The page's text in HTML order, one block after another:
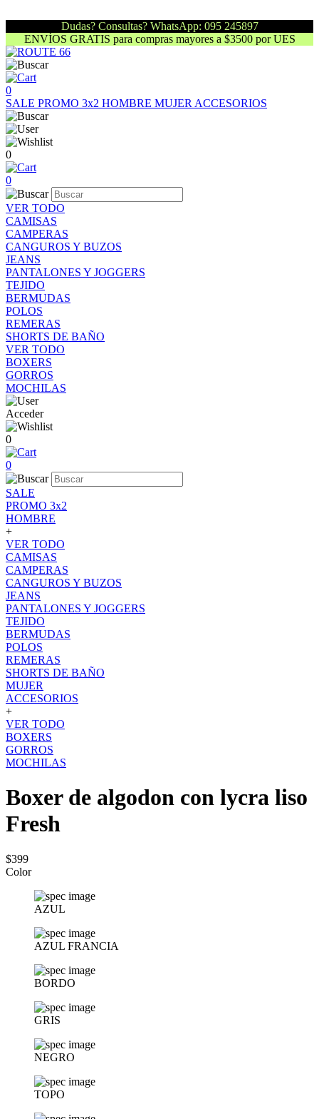
Dudas? Consultas? WhatsApp: 095 245897
ENVÍOS GRATIS para compras mayores a $3500 por UES
0
SALE PROMO 3x2 HOMBRE MUJER ACCESORIOS
0
0
VER TODO
CAMISAS
CAMPERAS
CANGUROS Y BUZOS
JEANS
PANTALONES Y JOGGERS
TEJIDO
BERMUDAS
POLOS
REMERAS
SHORTS DE BAÑO
VER TODO
BOXERS
GORROS
MOCHILAS
Acceder
0
0
SALE
PROMO 3x2
HOMBRE
+
VER TODO
CAMISAS
CAMPERAS
CANGUROS Y BUZOS
JEANS
PANTALONES Y JOGGERS
TEJIDO
BERMUDAS
POLOS
REMERAS
SHORTS DE BAÑO
MUJER
ACCESORIOS
+
VER TODO
BOXERS
GORROS
MOCHILAS
Boxer de algodon con lycra liso
Fresh
$399
Color
AZUL
AZUL FRANCIA
BORDO
GRIS
NEGRO
TOPO